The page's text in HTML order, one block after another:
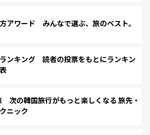
アワード みんなで選ぶ、旅のベスト。
ンキング 読者の投票をもとにランキン
次の韓国旅行がもっと楽しくなる 旅先・
ニック